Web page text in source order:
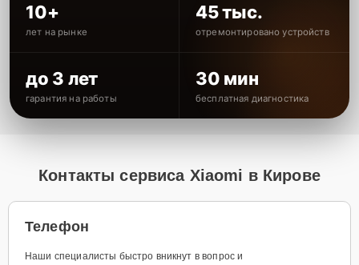
10+
лет на рынке
45 тыс.
отремонтировано устройств
до 3 лет
гарантия на работы
30 мин
бесплатная диагностика
Контакты сервиса Xiaomi в Кирове
Телефон
Наши специалисты быстро вникнут в вопрос и